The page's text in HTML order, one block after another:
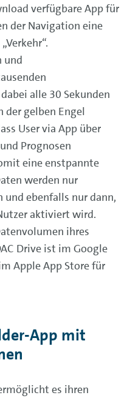
verfügbare App für
der Navigation eine
und
alle 30 Sekunden
der gelben Engel
User via App über
Prognosen
eine enstpannte
werden nur
und ebenfalls nur dann,
aktiviert wird.
ihres
Drive ist im Google
Apple App Store für
App mit
es ihren